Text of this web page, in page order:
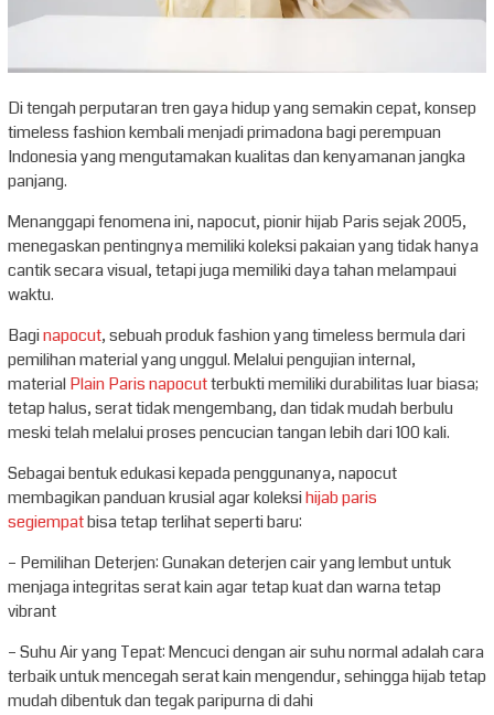
Di tengah perputaran tren gaya hidup yang semakin cepat, konsep
timeless fashion kembali menjadi primadona bagi perempuan
Indonesia yang mengutamakan kualitas dan kenyamanan jangka
panjang.
Menanggapi fenomena ini, napocut, pionir hijab Paris sejak 2005,
menegaskan pentingnya memiliki koleksi pakaian yang tidak hanya
cantik secara visual, tetapi juga memiliki daya tahan melampaui
waktu.
Baginapocut, sebuah produk fashion yang timeless bermula dari
pemilihan material yang unggul. Melalui pengujian internal,
materialPlain Paris napocutterbukti memiliki durabilitas luar biasa;
tetap halus, serat tidak mengembang, dan tidak mudah berbulu
meski telah melalui proses pencucian tangan lebih dari 100 kali.
Sebagai bentuk edukasi kepada penggunanya, napocut
membagikan panduan krusial agar koleksihijab paris
segiempatbisa tetap terlihat seperti baru:
– Pemilihan Deterjen: Gunakan deterjen cair yang lembut untuk
menjaga integritas serat kain agar tetap kuat dan warna tetap
vibrant
– Suhu Air yang Tepat: Mencuci dengan air suhu normal adalah cara
terbaik untuk mencegah serat kain mengendur, sehingga hijab tetap
mudah dibentuk dan tegak paripurna di dahi